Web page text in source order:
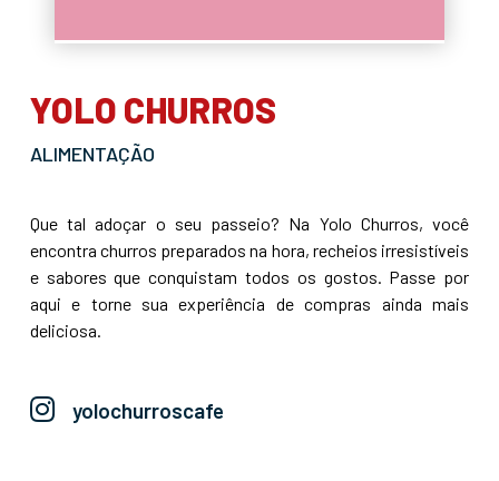
YOLO CHURROS
ALIMENTAÇÃO
Que tal adoçar o seu passeio? Na Yolo Churros, você
encontra churros preparados na hora, recheios irresistíveis
e sabores que conquistam todos os gostos. Passe por
aqui e torne sua experiência de compras ainda mais
deliciosa.
yolochurroscafe